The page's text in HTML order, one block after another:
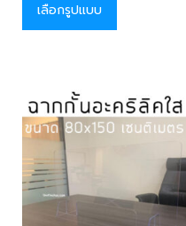
เลือกรูปแบบ